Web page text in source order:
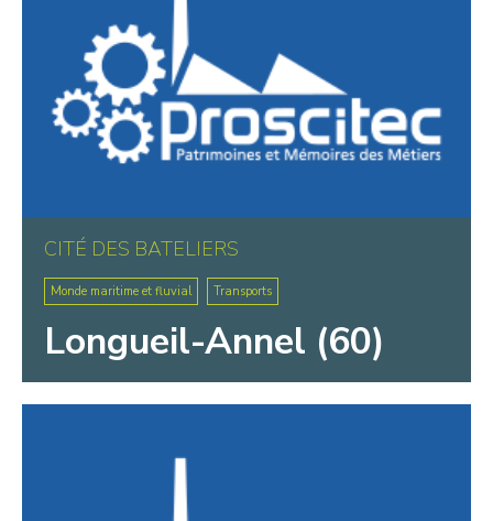
CITÉ DES BATELIERS
Monde maritime et fluvial Transports
Longueil-Annel (60)